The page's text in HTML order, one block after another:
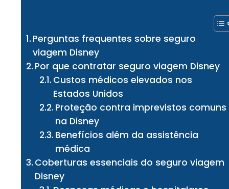
Perguntas frequentes sobre seguro
viagem Disney
Por que contratar seguro viagem Disney
Custos médicos elevados nos
Estados Unidos
Proteção contra imprevistos comuns
na Disney
Benefícios além da assistência
médica
Coberturas essenciais do seguro viagem
Disney